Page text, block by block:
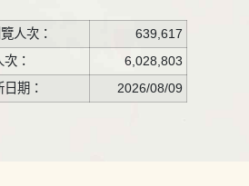
人次：
639,617
：
6,028,803
期：
2026/08/09